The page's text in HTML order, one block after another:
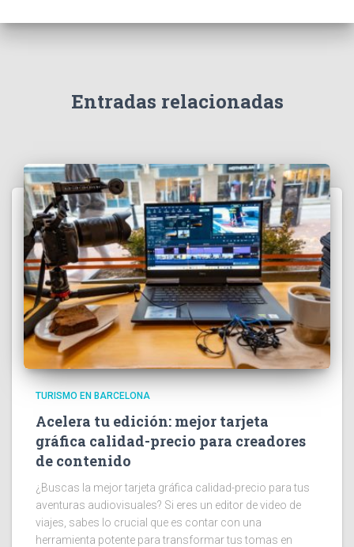
Entradas relacionadas
TURISMO EN BARCELONA
Acelera tu edición: mejor tarjeta
gráfica calidad-precio para creadores
de contenido
¿Buscas la mejor tarjeta gráfica calidad-precio para tus
aventuras audiovisuales? Si eres un editor de video de
viajes, sabes lo crucial que es contar con una
herramienta potente para transformar tus tomas en